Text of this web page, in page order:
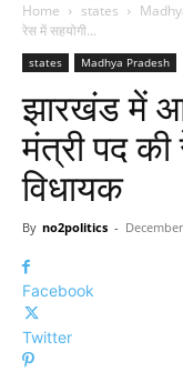
Home states
रेस में सहयोगी...
states Madhya Pradesh
झारखंड में
मंत्री पद
विधायक
By no2politics -
Facebook
Twitter